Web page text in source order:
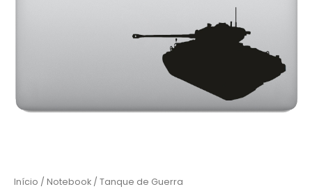
Início / Notebook / Tanque de Guerra